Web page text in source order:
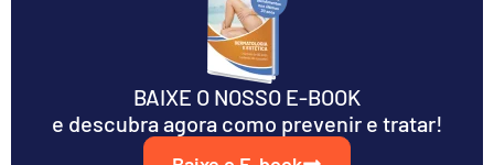
BAIXE O NOSSO E-BOOK
e descubra agora como prevenir e tratar!